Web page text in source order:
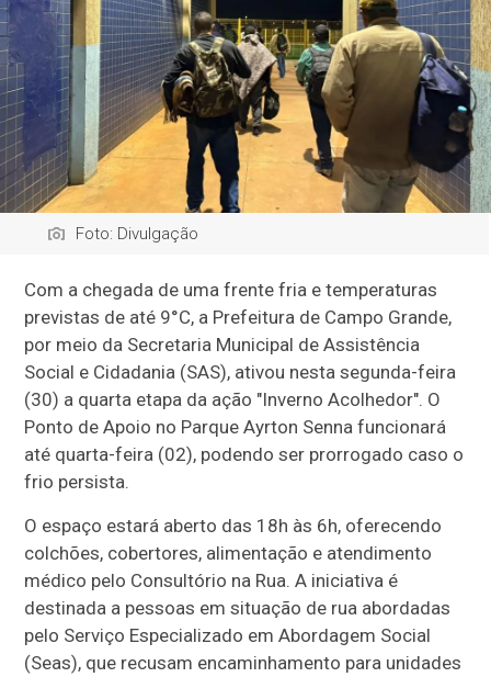
Foto: Divulgação
Com a chegada de uma frente fria e temperaturas
previstas de até 9°C, a Prefeitura de Campo Grande,
por meio da Secretaria Municipal de Assistência
Social e Cidadania (SAS), ativou nesta segunda-feira
(30) a quarta etapa da ação "Inverno Acolhedor". O
Ponto de Apoio no Parque Ayrton Senna funcionará
até quarta-feira (02), podendo ser prorrogado caso o
frio persista.
O espaço estará aberto das 18h às 6h, oferecendo
colchões, cobertores, alimentação e atendimento
médico pelo Consultório na Rua. A iniciativa é
destinada a pessoas em situação de rua abordadas
pelo Serviço Especializado em Abordagem Social
(Seas), que recusam encaminhamento para unidades